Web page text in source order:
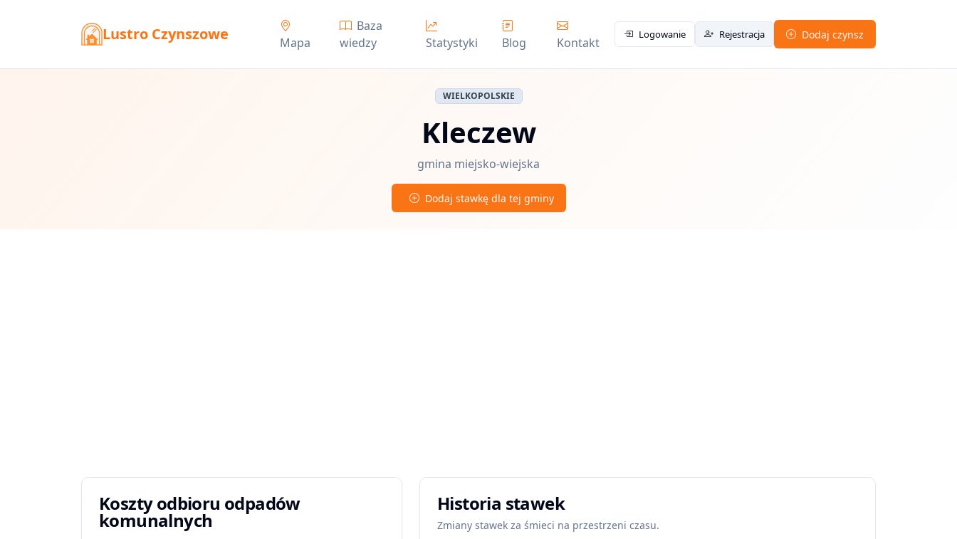
Lustro Czynszowe Mapa
Baza
wiedzy
Statystyki Blog Kontakt
Logowanie Rejestracja Dodaj czynsz
WIELKOPOLSKIE
Kleczew
gmina miejsko-wiejska
Dodaj stawkę dla tej gminy
Koszty odbioru odpadów
komunalnych
Historia stawek
Zmiany stawek za śmieci na przestrzeni czasu.